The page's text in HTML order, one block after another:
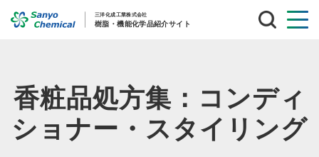
索
香粧品処方集：コンディ
ショナー・スタイリング